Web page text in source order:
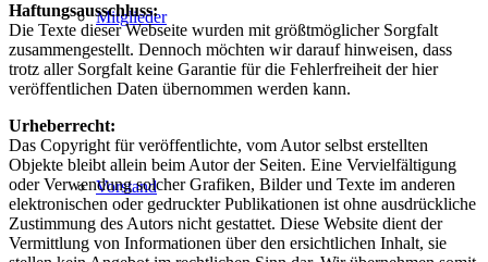
Mitglieder
Vorstand
Haftungsausschluss:
Die Texte dieser Webseite wurden mit größtmöglicher Sorgfalt
zusammengestellt. Dennoch möchten wir darauf hinweisen, dass
trotz aller Sorgfalt keine Garantie für die Fehlerfreiheit der hier
veröffentlichen Daten übernommen werden kann.
Urheberrecht:
Das Copyright für veröffentlichte, vom Autor selbst erstellten
Objekte bleibt allein beim Autor der Seiten. Eine Vervielfältigung
oder Verwendung solcher Grafiken, Bilder und Texte im anderen
elektronischen oder gedruckter Publikationen ist ohne ausdrückliche
Zustimmung des Autors nicht gestattet. Diese Website dient der
Vermittlung von Informationen über den ersichtlichen Inhalt, sie